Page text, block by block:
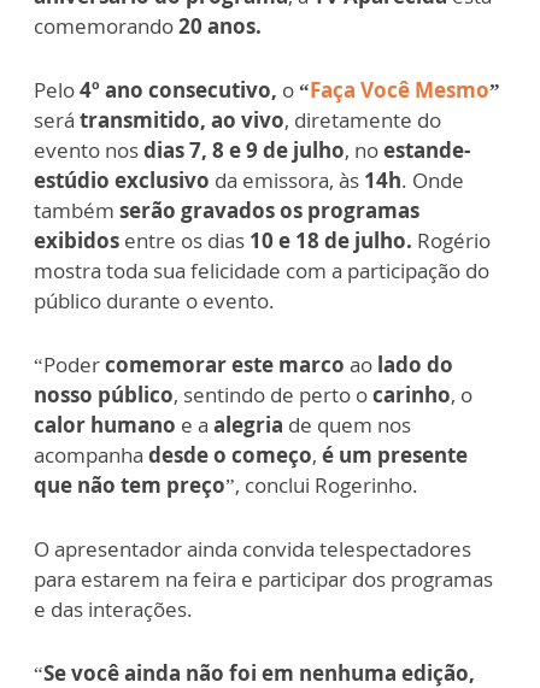
comemorando20 anos.
Pelo4º ano consecutivo, o“Faça Você Mesmo”
será transmitido, ao vivo, diretamente do
evento nosdias 7, 8 e 9 de julho, noestande-
estúdio exclusivo da emissora, às 14h. Onde
também serão gravados os programas
exibidos entre os dias 10 e 18 de julho. Rogério
mostra toda sua felicidade com a participação do
público durante o evento.
“Podercomemorar este marco ao lado do
nosso público, sentindo de perto ocarinho, o
calor humano e a alegria de quem nos
acompanha desde o começo, é um presente
que não tem preço”, conclui Rogerinho.
O apresentador ainda convida telespectadores
para estarem na feira e participar dos programas
e das interações.
“Se você ainda não foi em nenhuma edição,